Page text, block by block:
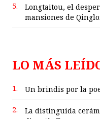
5.
Longtaitou, el
mansiones de
LO MÁS
1. Un brindis por la
2.
La distinguida